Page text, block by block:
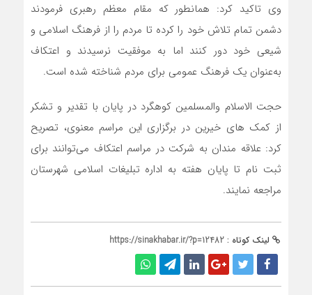
وی تاکید کرد: همانطور که مقام معظم رهبری فرمودند
دشمن تمام تلاش خود را کرده تا مردم را از فرهنگ اسلامی و
شیعی خود دور کنند اما به موفقیت نرسیدند و اعتکاف
به‌عنوان یک فرهنگ عمومی برای مردم شناخته شده است.
حجت الاسلام والمسلمین کوهگرد در پایان با تقدیر و تشکر
از کمک های خیرین در برگزاری این مراسم معنوی، تصریح
کرد: علاقه مندان به شرکت در مراسم اعتکاف می‌توانند برای
ثبت نام تا پایان هفته به اداره تبلیغات اسلامی شهرستان
مراجعه نمایند.
لینک کوتاه : https://sinakhabar.ir/?p=12482